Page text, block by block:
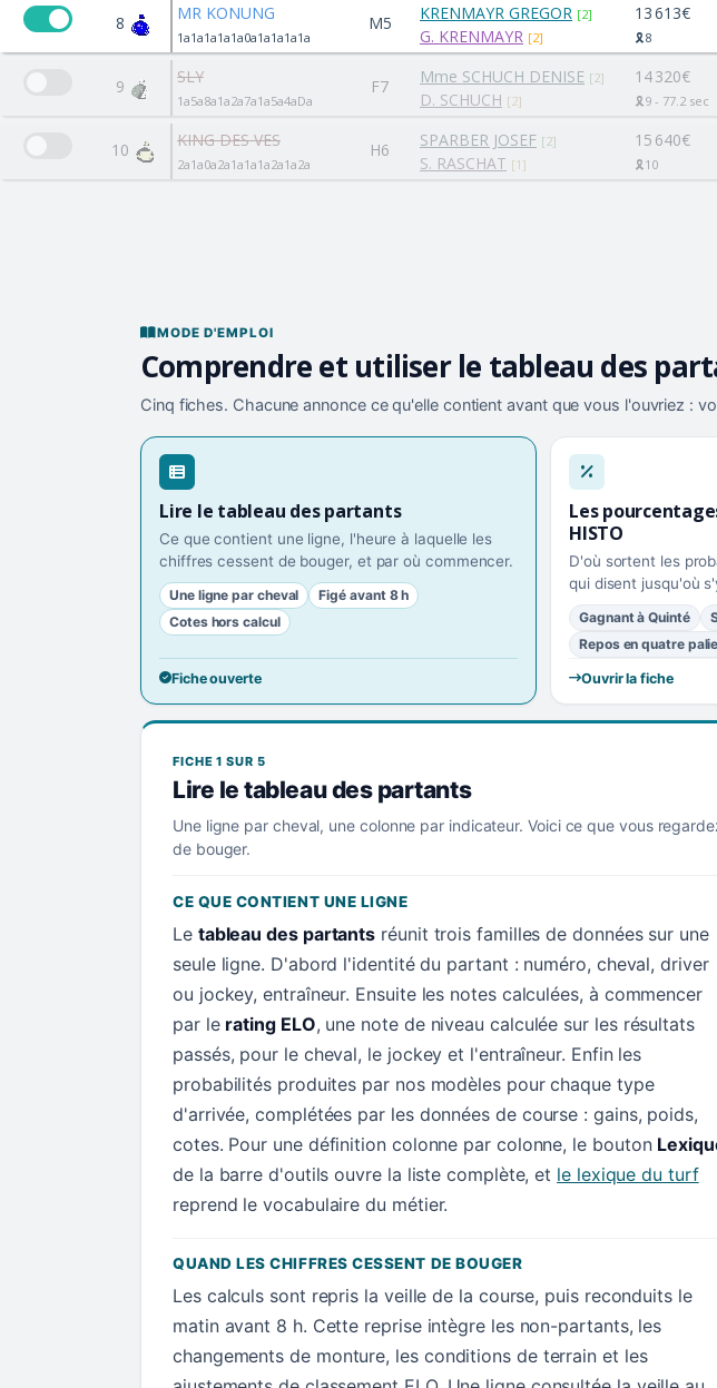
8 MR KONUNG
1a1a1a1a1a0a1a1a1a1a
M5 KRENMAYR GREGOR [2]
G. KRENMAYR [2]
13 613€
🎗️8
9 SLY
1a5a8a1a2a7a1a5a4aDa
F7 Mme SCHUCH DENISE [2]
D. SCHUCH [2]
14 320€
🎗️9 - 77.2 sec
10 KING DES VES
2a1a0a2a1a1a1a2a1a2a
H6 SPARBER JOSEF [2]
S. RASCHAT [1]
15 640€
🎗️10
MODE D'EMPLOI
Comprendre et utiliser le tableau des
Cinq fiches. Chacune annonce ce qu'elle contient avant que vous l'ouvriez :
Lire le tableau des partants
Ce que contient une ligne, l'heure à laquelle les
chiffres cessent de bouger, et par où commencer.
Une ligne par cheval
Figé avant 8 h
Cotes hors calcul
Fiche ouverte
Les
HISTO
D'où sortent les
qui disent jusqu'où
Gagnant à Quinté
Repos en quatre
Ouvrir la fiche
FICHE 1 SUR 5
Lire le tableau des partants
Une ligne par cheval, une colonne par indicateur. Voici ce que vous
de bouger.
CE QUE CONTIENT UNE LIGNE
Le tableau des partants réunit trois familles de données sur une
seule ligne. D'abord l'identité du partant : numéro, cheval, driver
ou jockey, entraîneur. Ensuite les notes calculées, à commencer
par le rating ELO, une note de niveau calculée sur les résultats
passés, pour le cheval, le jockey et l'entraîneur. Enfin les
probabilités produites par nos modèles pour chaque type
d'arrivée, complétées par les données de course : gains, poids,
cotes. Pour une définition colonne par colonne, le bouton
de la barre d'outils ouvre la liste complète, et le lexique du turf
reprend le vocabulaire du métier.
QUAND LES CHIFFRES CESSENT DE BOUGER
Les calculs sont repris la veille de la course, puis reconduits le
matin avant 8 h. Cette reprise intègre les non-partants, les
changements de monture, les conditions de terrain et les